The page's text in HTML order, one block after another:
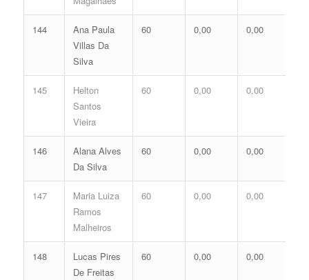
144
Ana Paula
Villas Da
Silva
60 0,00 0,00
145
Helton
Santos
Vieira
60 0,00 0,00
146
Alana Alves
Da Silva
60 0,00 0,00
147
Maria Luiza
Ramos
Malheiros
60 0,00 0,00
148
Lucas Pires
De Freitas
60 0,00 0,00